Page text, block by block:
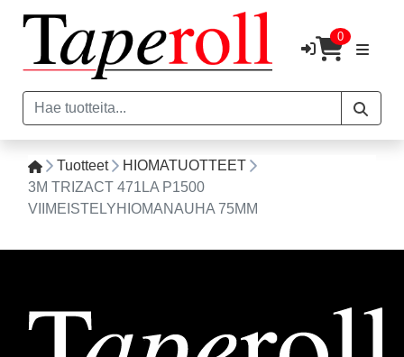
0
Tuotteet
HIOMATUOTTEET
3M TRIZACT 471LA P1500
VIIMEISTELYHIOMANAUHA 75MM